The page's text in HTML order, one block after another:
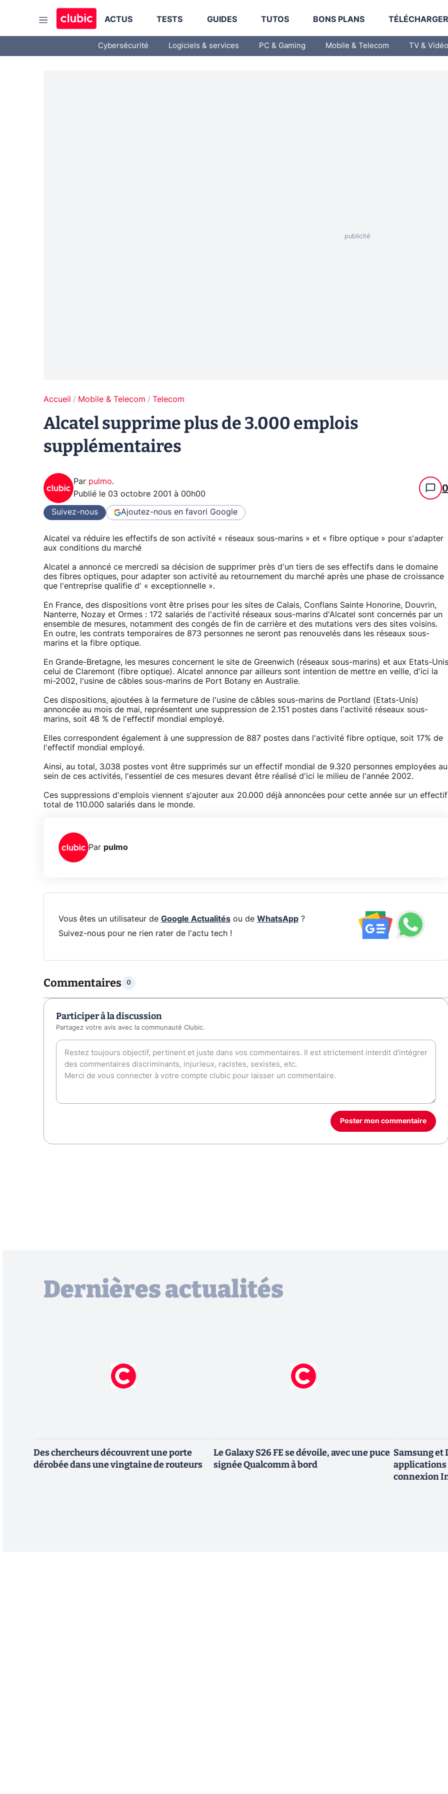
ACTUS TESTS GUIDES TUTOS BONS PLANS
Cybersécurité Logiciels & services PC & Gaming Mobile & Telecom TV & Vidéo
Accueil Mobile & Telecom Telecom
Alcatel supprime plus de 3.000 emplois
supplémentaires
Par pulmo.
Publié le 03 octobre 2001 à 00h00 0
Suivez-nous Ajoutez-nous en favori Google
Alcatel va réduire les effectifs de son activité « réseaux sous-marins » et « fibre optique » pour s'adapter
aux conditions du marché
Alcatel a annoncé ce mercredi sa décision de supprimer près d'un tiers de ses effectifs dans le domaine
des fibres optiques, pour adapter son activité au retournement du marché après une phase de croissance
que l'entreprise qualifie d' « exceptionnelle ».
En France, des dispositions vont être prises pour les sites de Calais, Conflans Sainte Honorine, Douvrin,
Nanterre, Nozay et Ormes : 172 salariés de l'activité réseaux sous-marins d'Alcatel sont concernés par un
ensemble de mesures, notamment des congés de fin de carrière et des mutations vers des sites voisins.
En outre, les contrats temporaires de 873 personnes ne seront pas renouvelés dans les réseaux sous-
marins et la fibre optique.
En Grande-Bretagne, les mesures concernent le site de Greenwich (réseaux sous-marins) et aux Etats-Unis
celui de Claremont (fibre optique). Alcatel annonce par ailleurs sont intention de mettre en veille, d'ici la
mi-2002, l'usine de câbles sous-marins de Port Botany en Australie.
Ces dispositions, ajoutées à la fermeture de l'usine de câbles sous-marins de Portland (Etats-Unis)
annoncée au mois de mai, représentent une suppression de 2.151 postes dans l'activité réseaux sous-
marins, soit 48 % de l'effectif mondial employé.
Elles correspondent également à une suppression de 887 postes dans l'activité fibre optique, soit 17% de
l'effectif mondial employé.
Ainsi, au total, 3.038 postes vont être supprimés sur un effectif mondial de 9.320 personnes employées au
sein de ces activités, l'essentiel de ces mesures devant être réalisé d'ici le milieu de l'année 2002.
Ces suppressions d'emplois viennent s'ajouter aux 20.000 déjà annoncées pour cette année sur un effectif
total de 110.000 salariés dans le monde.
Par pulmo
Vous êtes un utilisateur de Google Actualitésou de WhatsApp?
Suivez-nous pour ne rien rater de l'actu tech !
Commentaires 0
Participer à la discussion
Partagez votre avis avec la communauté Clubic.
Poster mon commentaire
Dernières actualités
Des chercheurs découvrent une porte
dérobée dans une vingtaine de routeurs
Le Galaxy S26 FE se dévoile, avec une puce
signée Qualcomm à bord
Samsung et
applications
connexion